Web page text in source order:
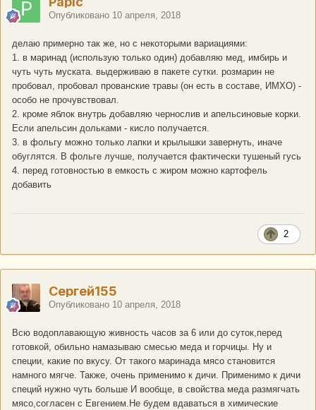
Опубликовано 10 апреля, 2018
делаю примерно так же, но с некоторыми вариациями:
1. в маринад (использую только один) добавляю мед, имбирь и
чуть чуть муската. выдерживаю в пакете сутки. розмарин не
пробовал, пробовал прованские травы (он есть в составе, ИМХО) -
особо не прочувствовал.
2. кроме яблок внутрь добавляю чернослив и апельсиновые корки.
Если апельсин дольками - кисло получается.
3. в фольгу можно только лапки и крылышки завернуть, иначе
обуглятся. В фольге лучше, получается фактически тушеный гусь
4. перед готовностью в емкость с жиром можно картофель
добавить
2
Сергей155
Опубликовано 10 апреля, 2018
Всю водоплавающую живность часов за 6 или до суток,перед
готовкой, обильно намазываю смесью меда и горчицы. Ну и
специи, какие по вкусу. От такого маринада мясо становится
намного мягче. Также, очень применимо к дичи. Применимо к дичи
специй нужно чуть больше И вообще, в свойства меда размягчать
мясо,согласен с Евгением.Не будем вдаваться в химические